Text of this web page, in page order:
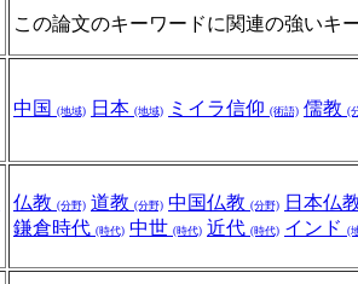
この論文のキーワードに関連の強いキ
中国 (地域) 日本 (地域) ミイラ信仰 (術語) 儒教 (
仏教 (分野) 道教 (分野) 中国仏教 (分野)
日本仏
鎌倉時代 (時代) 中世 (時代) 近代 (時代) インド (